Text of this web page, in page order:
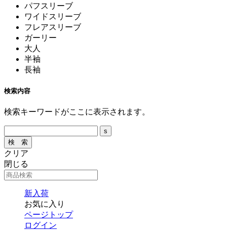
パフスリーブ
ワイドスリーブ
フレアスリーブ
ガーリー
大人
半袖
長袖
検索内容
検索キーワードがここに表示されます。
クリア
閉じる
新入荷
お気に入り
ページトップ
ログイン